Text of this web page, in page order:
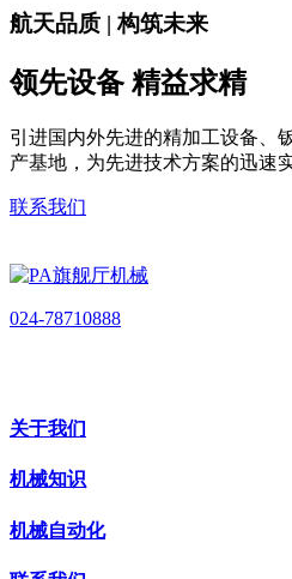
航天品质 | 构筑未来
领先设备 精益求精
引进国内外先进的精加工设备、
产基地，为先进技术方案的迅速
联系我们
024-78710888
关于我们
机械知识
机械自动化